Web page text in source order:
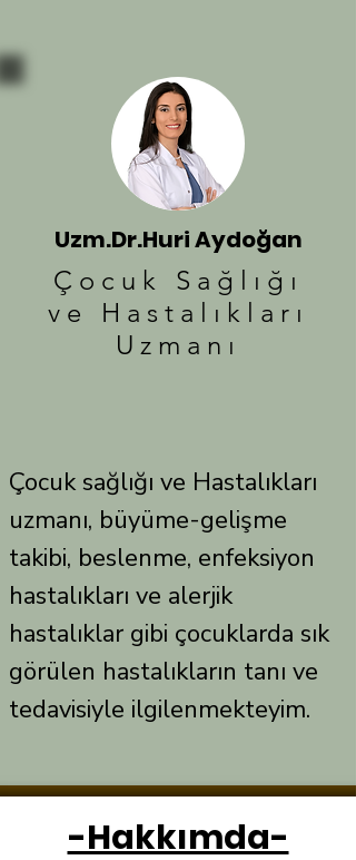
Uzm.Dr.Huri Aydoğan
Çocuk Sağlığı
ve Hastalıkları
Uzmanı
Çocuk sağlığı ve Hastalıkları
uzmanı, büyüme-gelişme
takibi, beslenme, enfeksiyon
hastalıkları ve alerjik
hastalıklar gibi çocuklarda sık
görülen hastalıkların tanı ve
tedavisiyle ilgilenmekteyim.
-Hakkımda-